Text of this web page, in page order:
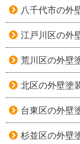
八千代市の外
江戸川区の外
荒川区の外壁
北区の外壁塗
台東区の外壁
杉並区の外壁